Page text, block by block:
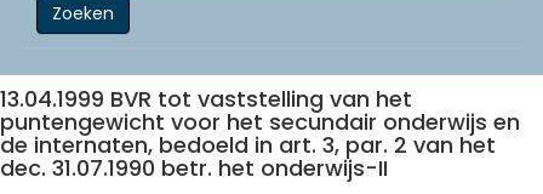
Zoeken
13.04.1999 BVR tot vaststelling van het
puntengewicht voor het secundair onderwijs en
de internaten, bedoeld in art. 3, par. 2 van het
dec. 31.07.1990 betr. het onderwijs-II